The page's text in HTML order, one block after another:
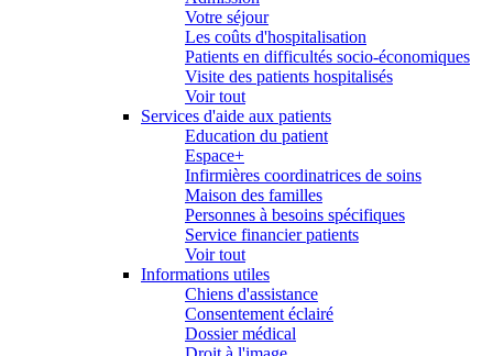
Votre séjour
Les coûts d'hospitalisation
Patients en difficultés socio-économiques
Visite des patients hospitalisés
Voir tout
Services d'aide aux patients
Education du patient
Espace+
Infirmières coordinatrices de soins
Maison des familles
Personnes à besoins spécifiques
Service financier patients
Voir tout
Informations utiles
Chiens d'assistance
Consentement éclairé
Dossier médical